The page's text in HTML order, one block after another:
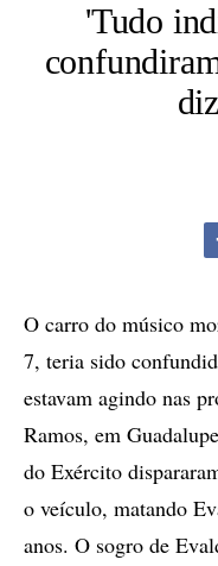
'Tudo
O carro do músico
7, teria sido
estavam agindo nas
Ramos, em
do Exército
o veículo, matando
anos. O sogro de